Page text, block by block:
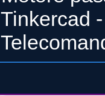
Tinkercad